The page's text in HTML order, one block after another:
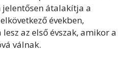
átalakítja a
években,
az első évszak, amikor a
válnak.